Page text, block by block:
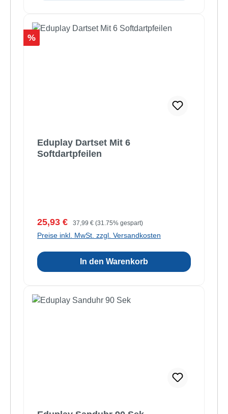
Rabatt
%
Eduplay Dartset Mit 6
Softdartpfeilen
Verkaufspreis:
25,93 € Regulärer Preis:
37,99 € (31.75% gespart)
Preise inkl. MwSt. zzgl. Versandkosten
In den Warenkorb